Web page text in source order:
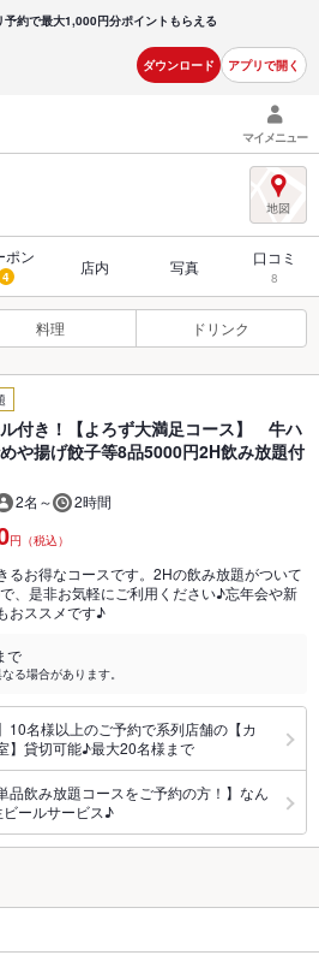
予約で最大1,000円分ポイントもらえる
ダウンロード アプリで開く
マイメニュー
ポン
4 店内 写真 口コミ
8
料理 ドリンク
付き！【よろず大満足コース】 牛ハ
や揚げ餃子等8品5000円2H飲み放題付
2名～ 2時間
円（税込）
るお得なコースです。2Hの飲み放題がついて
、是非お気軽にご利用ください♪忘年会や新
おススメです♪
で
る場合があります。
10名様以上のご予約で系列店舗の【カ
】貸切可能♪最大20名様まで
品飲み放題コースをご予約の方！】なん
ビールサービス♪